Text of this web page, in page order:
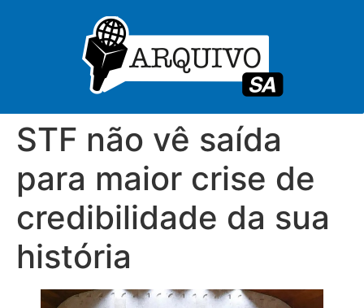
STF não vê saída
para maior crise de
credibilidade da sua
história